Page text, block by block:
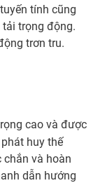
tính cũng
trọng động.
trơn tru.
cao và được
huy thế
chắn và hoàn
dẫn hướng